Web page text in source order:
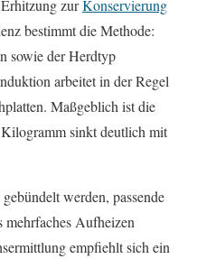
zurKonservierung
bestimmt die Methode:
sowie der Herdtyp
arbeitet in der Regel
Maßgeblich ist die
sinkt deutlich mit
werden, passende
Aufheizen
empfiehlt sich ein